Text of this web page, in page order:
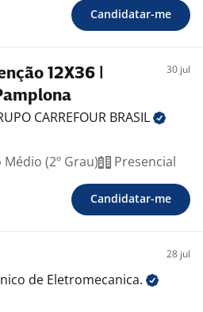
Candidatar-me
12X36 |
30 jul
CARREFOUR BRASIL
Médio (2º Grau) Presencial
Candidatar-me
28 jul
de Eletromecanica.